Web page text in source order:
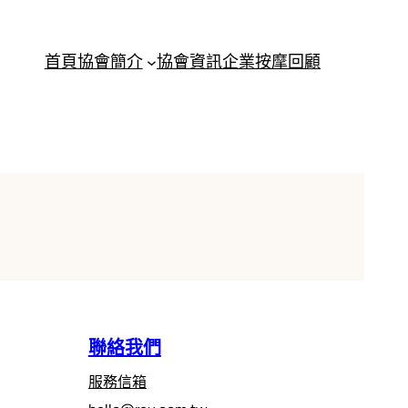
首頁協會簡介 協會資訊企業按摩回顧
聯絡我們
服務信箱